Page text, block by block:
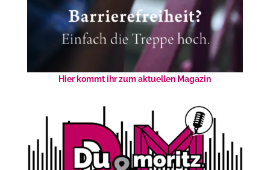
Hier kommt ihr zum aktuellen Magazin